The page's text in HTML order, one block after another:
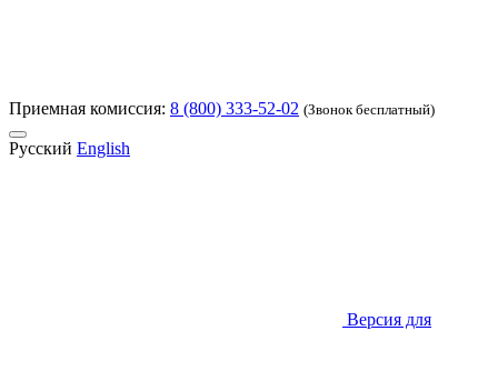
Приемная комиссия: 8 (800) 333-52-02 (Звонок бесплатный)
Русский English
Версия для